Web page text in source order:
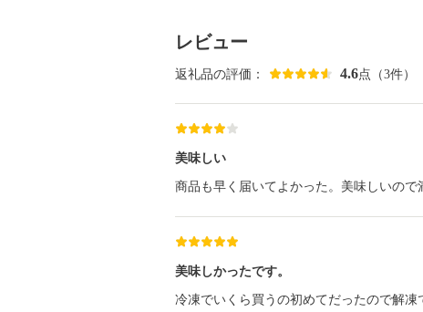
レビュー
返礼品の評価： 4.6点（3件）
美味しい
商品も早く届いてよかった。美味しいので
美味しかったです。
冷凍でいくら買うの初めてだったので解凍